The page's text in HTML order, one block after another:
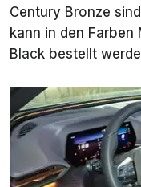
Century Bronze
kann in den Farben
Black bestellt